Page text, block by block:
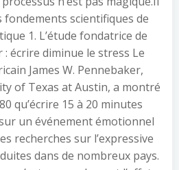
fondements scientifiques de
1. L’étude fondatrice de
: écrire diminue le stress Le
James W. Pennebaker,
of Texas at Austin, a montré
qu’écrire 15 à 20 minutes
un événement émotionnel
recherches sur l’expressive
dans de nombreux pays.